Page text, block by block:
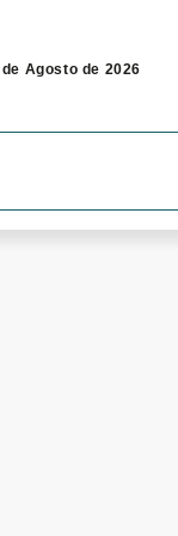
Agosto de 2026